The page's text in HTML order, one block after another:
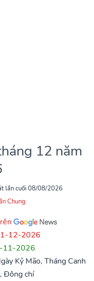
12 năm
lần cuối 08/08/2026
Chung
12-2026
11-2026
Kỷ Mão, Tháng Canh
Đông chí